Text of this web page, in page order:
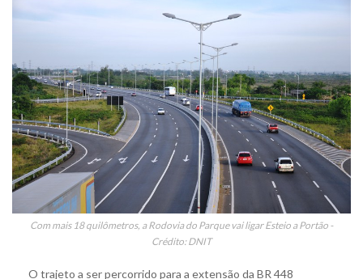
Com mais 18 quilômetros, a Rodovia do Parque vai ligar Esteio a Portão -
Crédito: DNIT
O trajeto a ser percorrido para a extensão da BR 448